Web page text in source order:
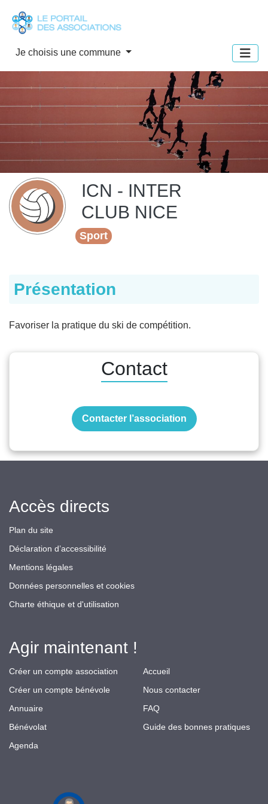
Je choisis une commune
ICN - INTER
CLUB NICE
Sport
Présentation
Favoriser la pratique du ski de compétition.
Contact
Contacter l’association
Accès directs
Plan du site
Déclaration d’accessibilité
Mentions légales
Données personnelles et cookies
Charte éthique et d'utilisation
Agir maintenant !
Créer un compte association
Créer un compte bénévole
Annuaire
Bénévolat
Agenda
Accueil
Nous contacter
FAQ
Guide des bonnes pratiques